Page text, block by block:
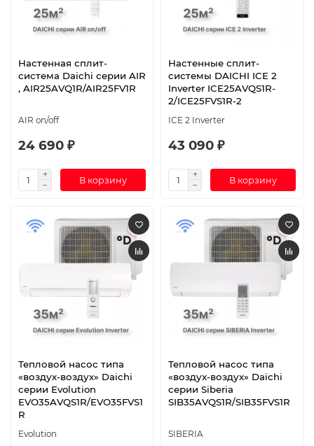
Настенная сплит-
система Daichi серии AIR
, AIR25AVQ1R/AIR25FV1R
AIR on/off
24 690 ₽
В корзину
Настенные сплит-
системы DAICHI ICE 2
Inverter ICE25AVQS1R-
2/ICE25FVS1R-2
ICE 2 Inverter
43 090 ₽
В корзину
Тепловой насос типа
«воздух-воздух» Daichi
серии Evolution
EVO35AVQS1R/EVO35FVS1
R
Evolution
Тепловой насос типа
«воздух-воздух» Daichi
серии Siberia
SIB35AVQS1R/SIB35FVS1R
SIBERIA